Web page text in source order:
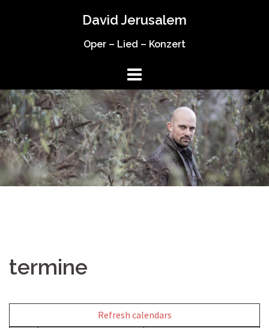
David Jerusalem
Oper – Lied – Konzert
termine
Refresh calendars